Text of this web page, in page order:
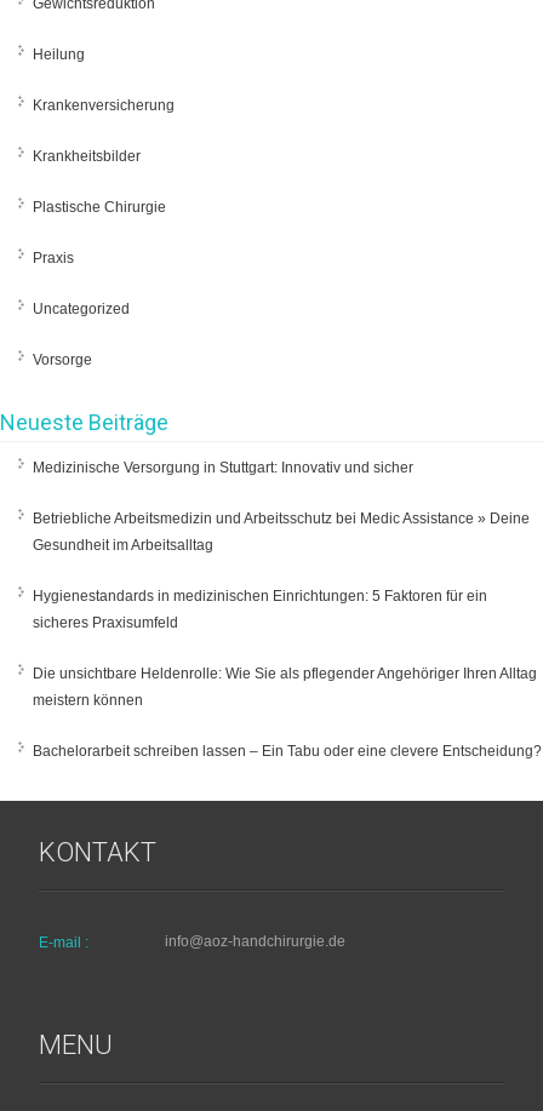
Heilung
Krankenversicherung
Krankheitsbilder
Plastische Chirurgie
Praxis
Uncategorized
Vorsorge
Neueste Beiträge
Medizinische Versorgung in Stuttgart: Innovativ und sicher
Betriebliche Arbeitsmedizin und Arbeitsschutz bei Medic Assistance » Deine
Gesundheit im Arbeitsalltag
Hygienestandards in medizinischen Einrichtungen: 5 Faktoren für ein
sicheres Praxisumfeld
Die unsichtbare Heldenrolle: Wie Sie als pflegender Angehöriger Ihren Alltag
meistern können
Bachelorarbeit schreiben lassen – Ein Tabu oder eine clevere Entscheidung?
KONTAKT
E-mail : info@aoz-handchirurgie.de
MENU